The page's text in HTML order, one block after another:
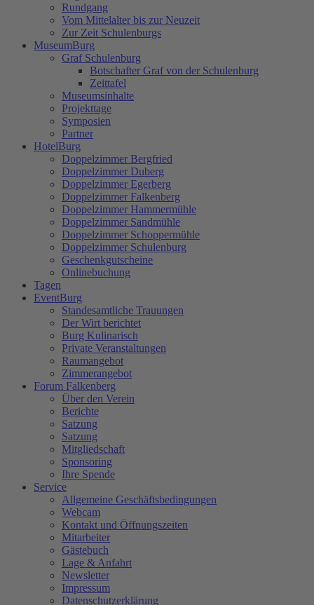
Rundgang
Vom Mittelalter bis zur Neuzeit
Zur Zeit Schulenburgs
MuseumBurg
Graf Schulenburg
Botschafter Graf von der Schulenburg
Zeittafel
Museumsinhalte
Projekttage
Symposien
Partner
HotelBurg
Doppelzimmer Bergfried
Doppelzimmer Duberg
Doppelzimmer Egerberg
Doppelzimmer Falkenberg
Doppelzimmer Hammermühle
Doppelzimmer Sandmühle
Doppelzimmer Schoppermühle
Doppelzimmer Schulenburg
Geschenkgutscheine
Onlinebuchung
Tagen
EventBurg
Standesamtliche Trauungen
Der Wirt berichtet
Burg Kulinarisch
Private Veranstaltungen
Raumangebot
Zimmerangebot
Forum Falkenberg
Über den Verein
Berichte
Satzung
Satzung
Mitgliedschaft
Sponsoring
Ihre Spende
Service
Allgemeine Geschäftsbedingungen
Webcam
Kontakt und Öffnungszeiten
Mitarbeiter
Gästebuch
Lage & Anfahrt
Newsletter
Impressum
Datenschutzerklärung